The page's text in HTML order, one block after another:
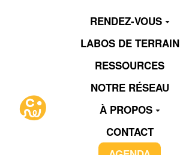
Aller au contenu principal
RENDEZ-VOUS
LABOS DE TERRAIN
RESSOURCES
NOTRE RÉSEAU
À PROPOS
CONTACT